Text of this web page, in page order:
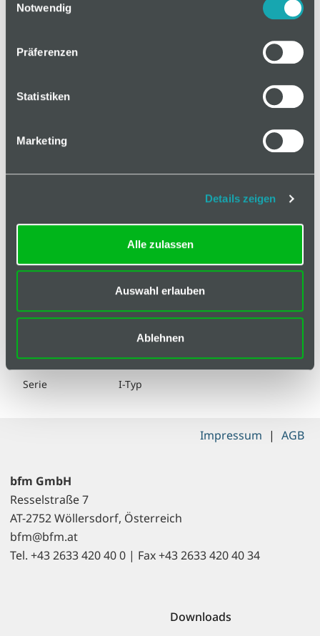
Notwendig
Präferenzen
Statistiken
Marketing
Details zeigen
Alle zulassen
Auswahl erlauben
Ablehnen
auf Anfrage
Mindestbestellmenge: 1
In den Warenkorb
Technische Spezifikation
Liefereinheit 1
Serie I-Typ
bfm GmbH
Resselstraße 7
AT-2752 Wöllersdorf, Österreich
bfm@bfm.at
Tel. +43 2633 420 40 0 | Fax +43 2633 420 40 34
Downloads
Impressum | AGB